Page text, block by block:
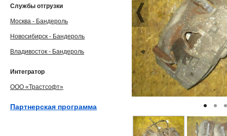
Службы отгрузки
Москва - Бандероль
Новосибирск - Бандероль
Владивосток - Бандероль
Интегратор
ООО «Трастсофт»
Партнерская программа